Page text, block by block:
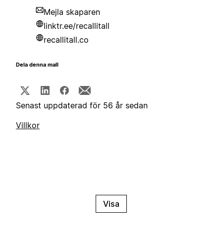
Mejla skaparen
linktr.ee/recallitall
recallitall.co
Dela denna mall
Senast uppdaterad för 56 år sedan
Villkor
Visa